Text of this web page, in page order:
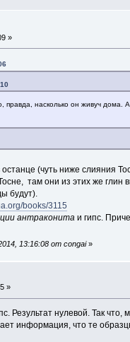
»
насколько он живуч дома.
(чуть ниже слияния
там они из этих же
будут).
books/3115
антраконита и гипс.
13:16:08 от congai»
»
Результат нулевой. Так
информация, что те